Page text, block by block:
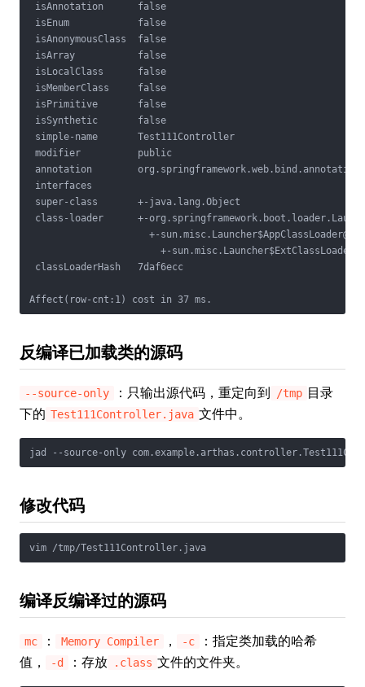
simple-
annotation
super-
class-loader      +-
Affect(row-cnt:1) cost in 37 ms.
反编译已加载类的源码
--source-only ：只输出源代码，重定向到 /tmp 目录
下的 Test111Controller.java 文件中。
jad --source-only
修改代码
vim /tmp/Test111Controller.java
编译反编译过的源码
mc ： Memory Compiler ， -c
：指定类加载的哈希
值，
-d ：存放 .class 文件的文件夹。